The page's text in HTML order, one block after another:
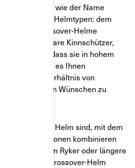
sind, wie der Name
aus zwei Helmtypen: dem
Jethelm. Crossover-Helme
über abnehmbare Kinnschützer,
bedeutet, dass sie in hohem
sind und es Ihnen
auf das Verhältnis von
nach Ihren Wünschen zu
nach einem Helm sind, mit dem
und Funktionen kombinieren
Fahrten mit dem Ryker oder längere
könnte ein Crossover-Helm